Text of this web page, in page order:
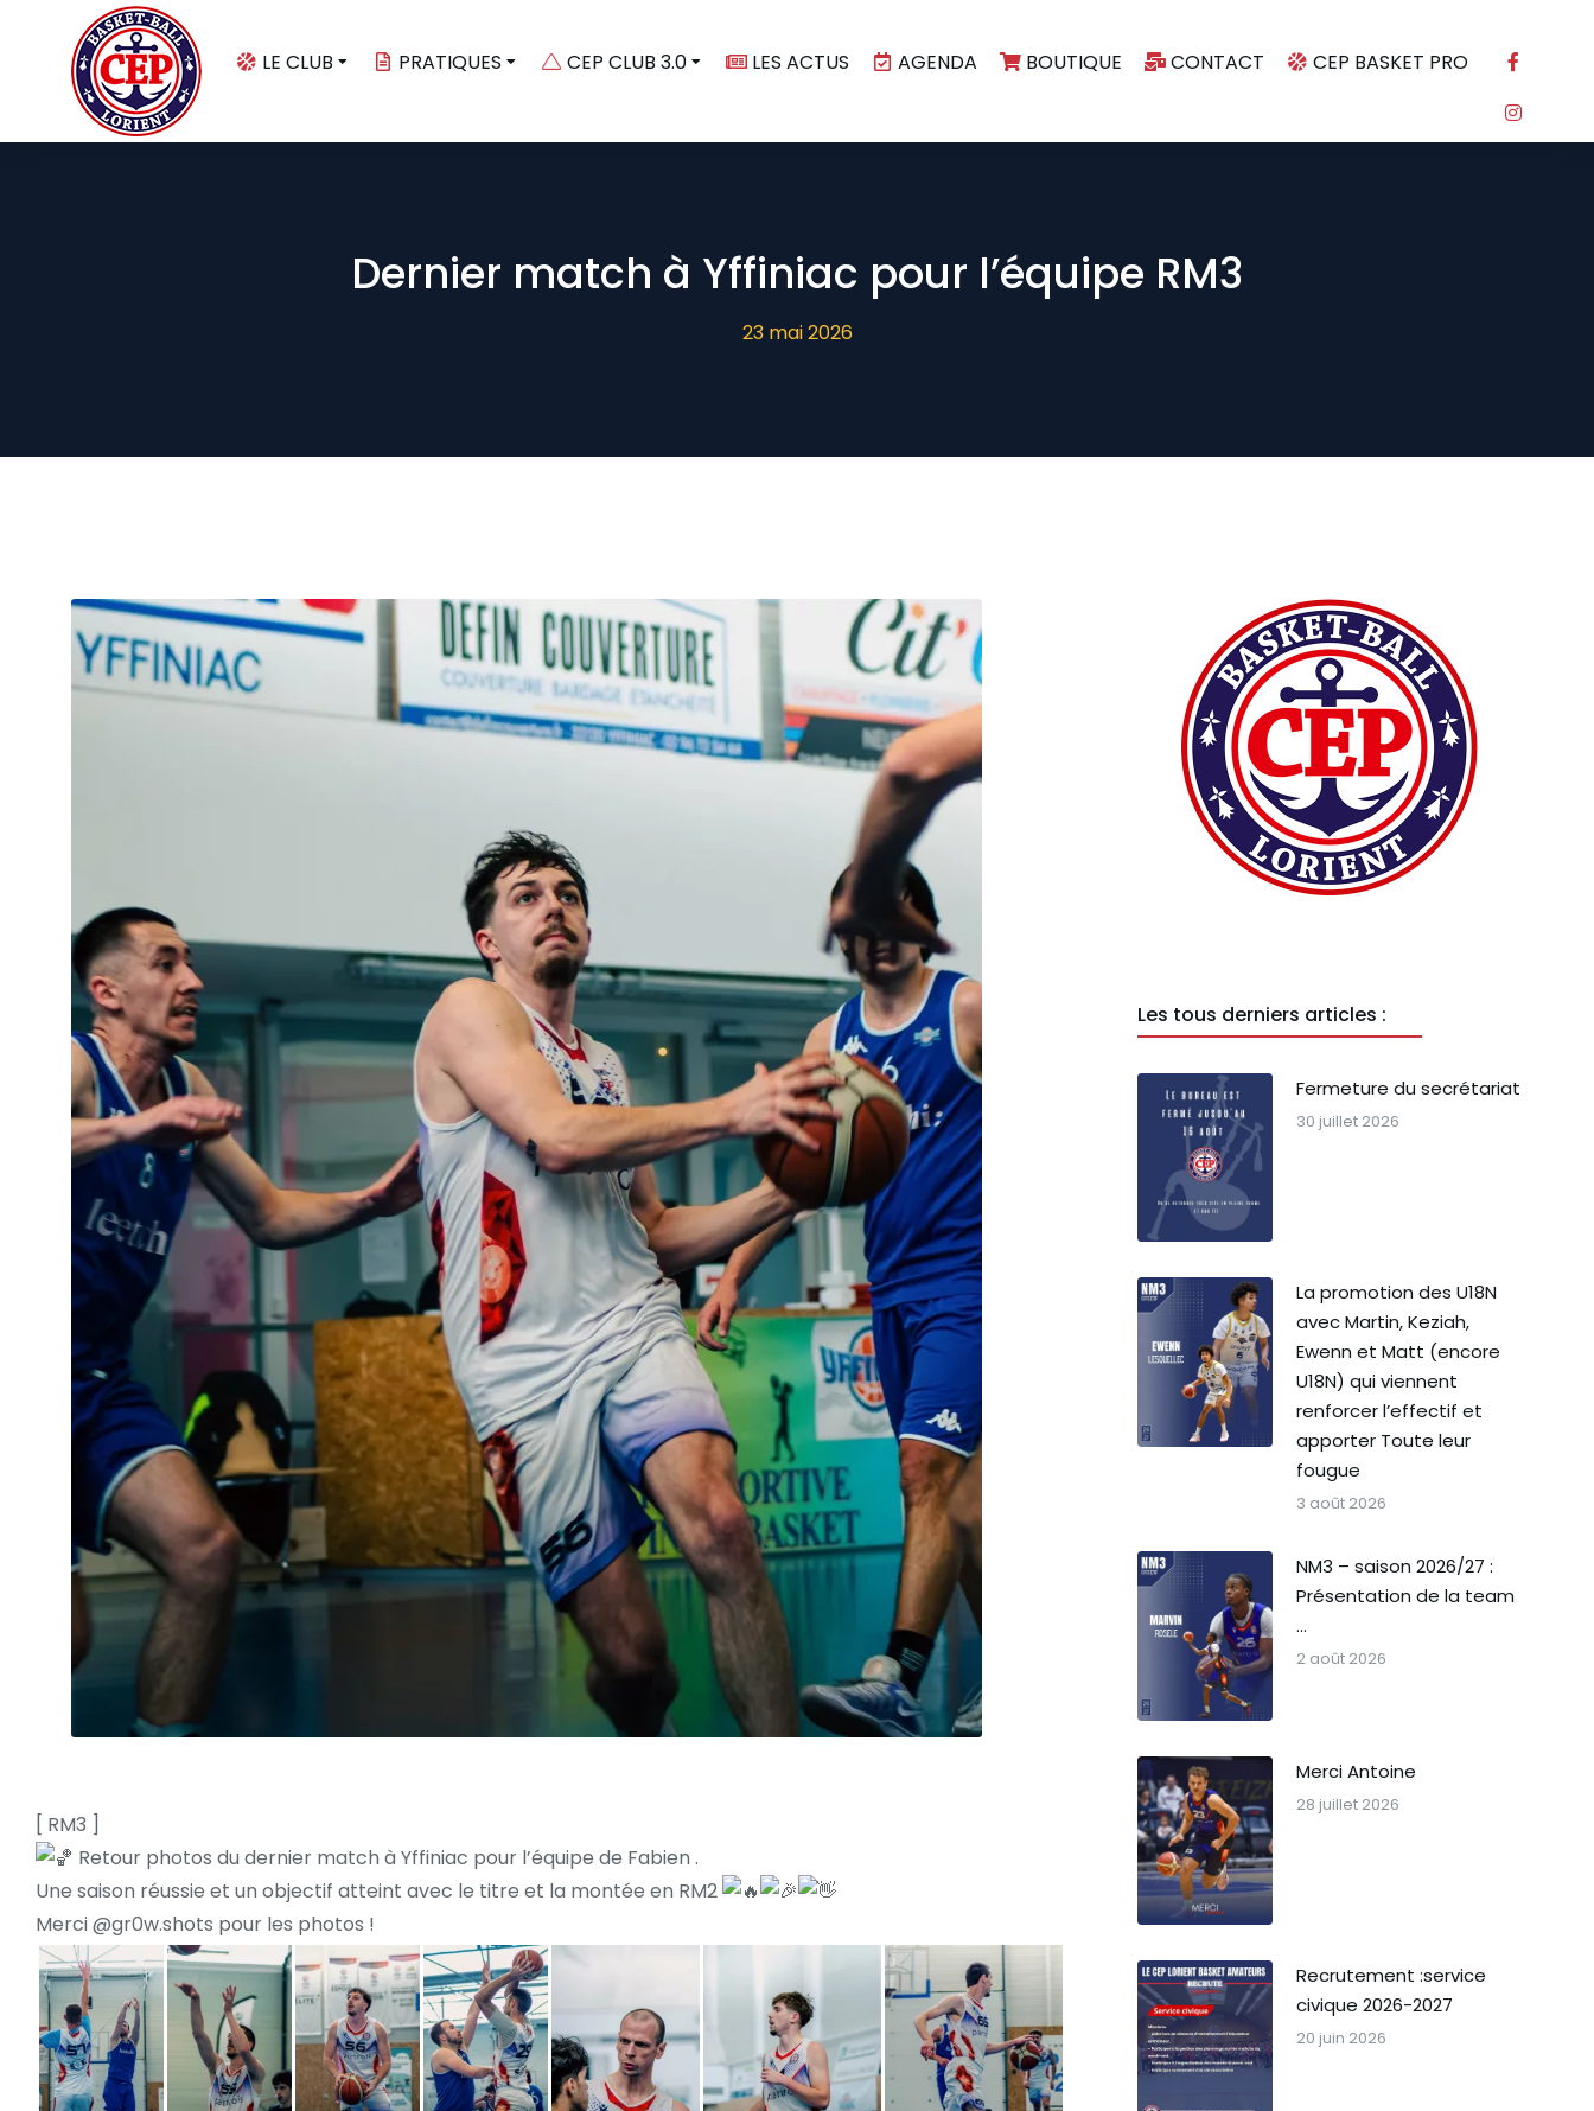
LE CLUB PRATIQUES CEP CLUB 3.0 LES ACTUS AGENDA BOUTIQUE CONTACT CEP BASKET PRO
Dernier match à Yffiniac pour l’équipe RM3
23 mai 2026
[ RM3 ]
Retour photos du dernier match à Yffiniac pour l’équipe de Fabien .
Une saison réussie et un objectif atteint avec le titre et la montée en RM2
Merci @gr0w.shots pour les photos !
Les tous derniers articles :
Fermeture du secrétariat
30 juillet 2026
La promotion des U18N
avec Martin, Keziah,
Ewenn et Matt (encore
U18N) qui viennent
renforcer l’effectif et
apporter Toute leur
fougue
3 août 2026
NM3 – saison 2026/27 :
Présentation de la team
…
2 août 2026
Merci Antoine
28 juillet 2026
Recrutement :service
civique 2026-2027
20 juin 2026